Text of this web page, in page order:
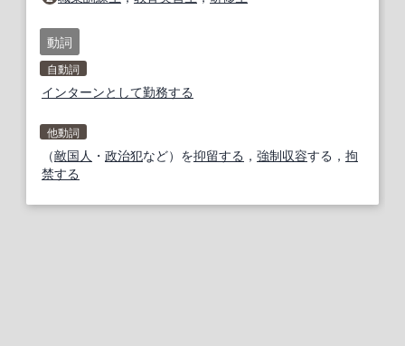
動詞
自動詞
インターンとして勤務する
他動詞
（敵国人 ・ 政治犯など）を抑留する ， 強制収容する， 拘
禁する